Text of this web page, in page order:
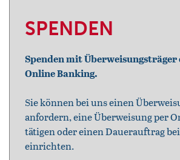
SPENDEN
Spenden mit Überweisungsträger
Online Banking.
Sie können bei uns einen
anfordern, eine Überweisung per
tätigen oder einen Dauerauftrag
einrichten.